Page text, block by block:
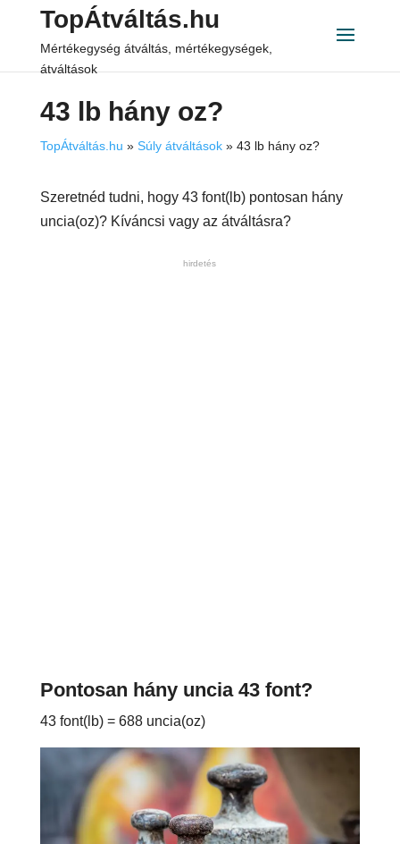
TopÁtváltás.hu
Mértékegység átváltás, mértékegységek,
átváltások
43 lb hány oz?
TopÁtváltás.hu » Súly átváltások» 43 lb hány oz?
Szeretnéd tudni, hogy 43 font(lb) pontosan hány
uncia(oz)? Kíváncsi vagy az átváltásra?
hirdetés
Pontosan hány uncia 43 font?
43 font(lb) = 688 uncia(oz)